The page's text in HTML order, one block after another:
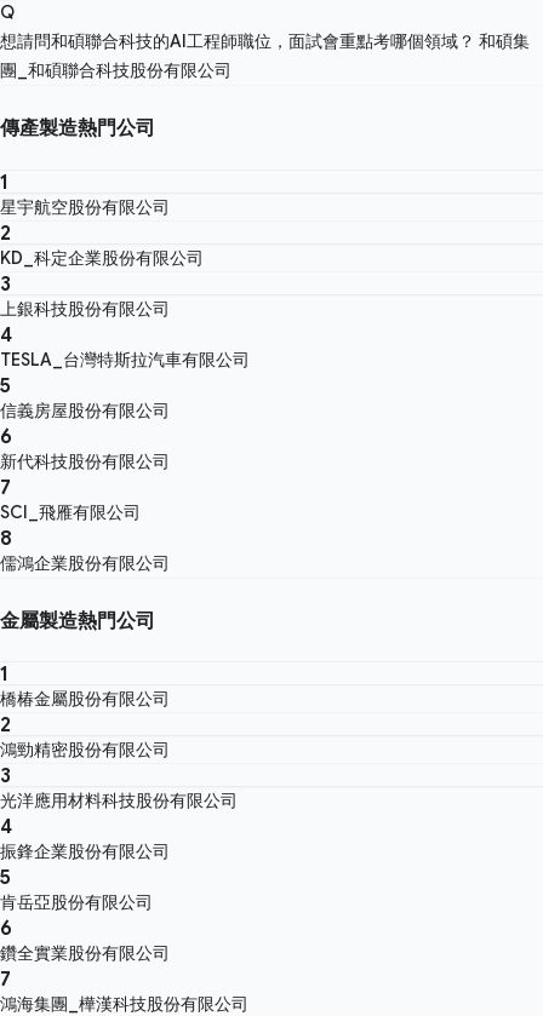
Q
想請問和碩聯合科技的AI工程師職位，面試會重點考哪個領域？ 和碩集
團_和碩聯合科技股份有限公司
傳產製造熱門公司
1
星宇航空股份有限公司
2
KD_科定企業股份有限公司
3
上銀科技股份有限公司
4
TESLA_台灣特斯拉汽車有限公司
5
信義房屋股份有限公司
6
新代科技股份有限公司
7
SCI_飛雁有限公司
8
儒鴻企業股份有限公司
金屬製造熱門公司
1
橋椿金屬股份有限公司
2
鴻勁精密股份有限公司
3
光洋應用材料科技股份有限公司
4
振鋒企業股份有限公司
5
肯岳亞股份有限公司
6
鑽全實業股份有限公司
7
鴻海集團_樺漢科技股份有限公司